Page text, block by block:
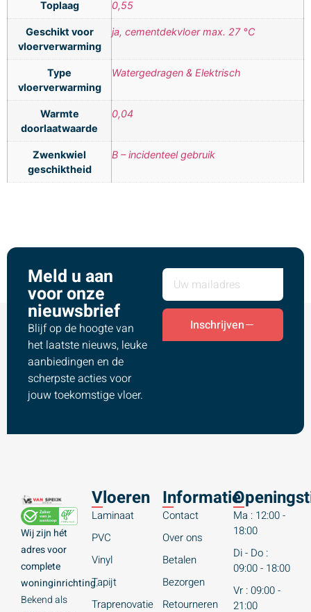
Toplaag 0,55
Geschikt voor
vloerverwarming
ja, cementdekvloer max. 27 °C
Type
vloerverwarming
Watergedragen & Elektrisch
Warmte
doorlaatwaarde
0,04
Zwenkwiel
geschiktheid
B – incidenteel gebruik
Meld u aan
voor onze
nieuwsbrief
Blijf op de hoogte van
het laatste nieuws, leuke
aanbiedingen en de
scherpste acties voor
jouw toekomstige vloer.
Inschrijven
Wij zijn hét
adres voor
complete
woninginrichting.
Bekend als
Vloeren
Laminaat
PVC
Vinyl
Tapijt
Traprenovatie
Informatie
Contact
Over ons
Betalen
Bezorgen
Retourneren
Ma : 12:00 -
18:00
Di - Do :
09:00 - 18:00
Vr : 09:00 -
21:00